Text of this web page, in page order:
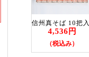
信州真そば 10把入
4,536円
（税込み）